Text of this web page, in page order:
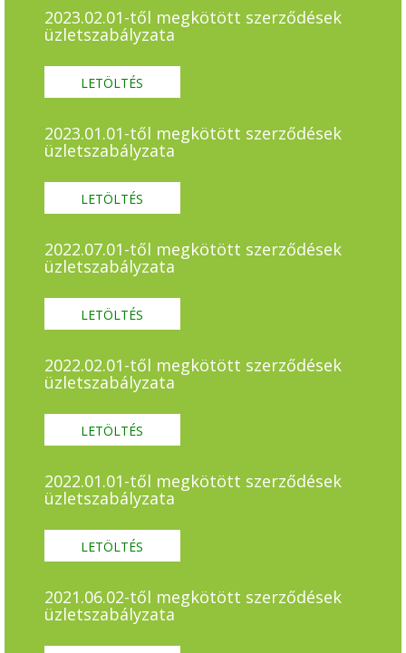
2023.02.01-től megkötött szerződések
üzletszabályzata
LETÖLTÉS
2023.01.01-től megkötött szerződések
üzletszabályzata
LETÖLTÉS
2022.07.01-től megkötött szerződések
üzletszabályzata
LETÖLTÉS
2022.02.01-től megkötött szerződések
üzletszabályzata
LETÖLTÉS
2022.01.01-től megkötött szerződések
üzletszabályzata
LETÖLTÉS
2021.06.02-től megkötött szerződések
üzletszabályzata